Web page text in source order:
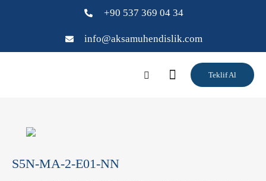
+90 537 369 04 34
info@aksamuhendislik.com
Teklif Al
S5N-MA-2-E01-NN